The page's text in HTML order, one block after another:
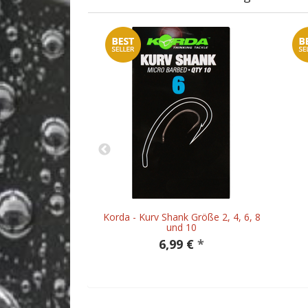
/ Fake Bait
*
Korda - Kurv Shank Größe 2, 4, 6, 8
und 10
6,99 € *